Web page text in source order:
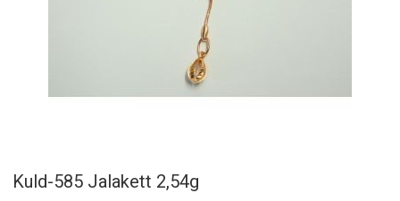
Kuld-585 Jalakett 2,54g